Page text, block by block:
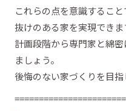
これらの点を意識するこ
抜けのある家を実現できま
計画段階から専門家と綿
ましょう。
後悔のない家づくりを目指